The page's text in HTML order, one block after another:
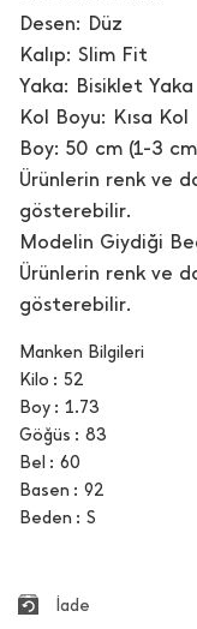
Desen: Düz
Kalıp: Slim Fit
Yaka: Bisiklet Yaka
Kol Boyu: Kısa Kol
Boy: 50 cm (1-3
Ürünlerin renk ve
gösterebilir.
Modelin Giydiği
Ürünlerin renk ve
gösterebilir.
Manken Bilgileri
Kilo
52
Boy
1.73
Göğüs
83
Bel
60
Basen
92
Beden
S
İade